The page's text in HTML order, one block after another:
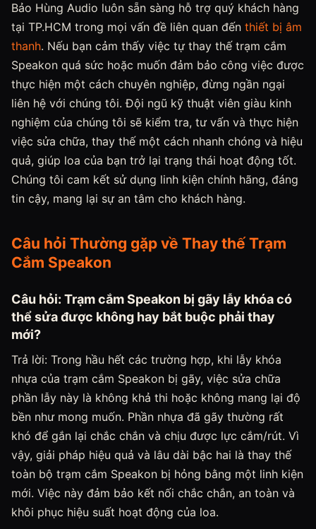
Bảo Hùng Audio luôn sẵn sàng hỗ trợ quý khách hàng
tại TP.HCM trong mọi vấn đề liên quan đến thiết bị âm
thanh. Nếu bạn cảm thấy việc tự thay thế trạm cắm
Speakon quá sức hoặc muốn đảm bảo công việc được
thực hiện một cách chuyên nghiệp, đừng ngần ngại
liên hệ với chúng tôi. Đội ngũ kỹ thuật viên giàu kinh
nghiệm của chúng tôi sẽ kiểm tra, tư vấn và thực hiện
việc sửa chữa, thay thế một cách nhanh chóng và hiệu
quả, giúp loa của bạn trở lại trạng thái hoạt động tốt.
Chúng tôi cam kết sử dụng linh kiện chính hãng, đáng
tin cậy, mang lại sự an tâm cho khách hàng.
Câu hỏi Thường gặp về Thay thế Trạm
Cắm Speakon
Câu hỏi: Trạm cắm Speakon bị gãy lẫy khóa có
thể sửa được không hay bắt buộc phải thay
mới?
Trả lời: Trong hầu hết các trường hợp, khi lẫy khóa
nhựa của trạm cắm Speakon bị gãy, việc sửa chữa
phần lẫy này là không khả thi hoặc không mang lại độ
bền như mong muốn. Phần nhựa đã gãy thường rất
khó để gắn lại chắc chắn và chịu được lực cắm/rút. Vì
vậy, giải pháp hiệu quả và lâu dài bậc hai là thay thế
toàn bộ trạm cắm Speakon bị hỏng bằng một linh kiện
mới. Việc này đảm bảo kết nối chắc chắn, an toàn và
khôi phục hiệu suất hoạt động của loa.